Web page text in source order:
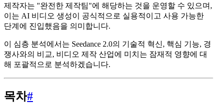
제작자는 "완전한 제작팀"에 해당하는 것을 운영할 수 있으며,
이는 AI 비디오 생성이 공식적으로 실용적이고 사용 가능한
단계에 진입했음을 의미합니다.
이 심층 분석에서는 Seedance 2.0의 기술적 혁신, 핵심 기능, 경
쟁사와의 비교, 비디오 제작 산업에 미치는 잠재적 영향에 대
해 포괄적으로 분석하겠습니다.
목차#